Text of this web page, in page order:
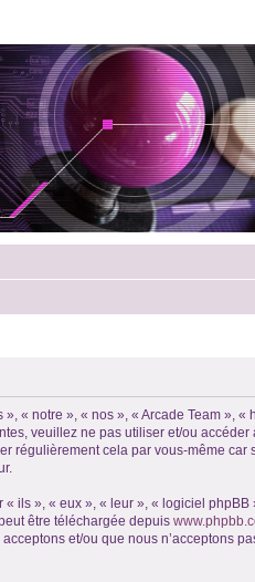
« notre », « nos », « Arcade Team »,
veuillez ne pas utiliser et/ou
régulièrement cela par vous-même
ils », « eux », « leur », « logiciel
être téléchargée depuis
et/ou que nous n’acceptons